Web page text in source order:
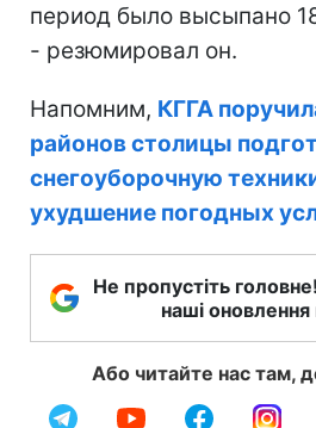
период было высыпано
- резюмировал он.
Напомним, КГГА
районов столицы
снегоуборочную
ухудшение погодных
Не пропустіть
наші
Або читайте нас там,